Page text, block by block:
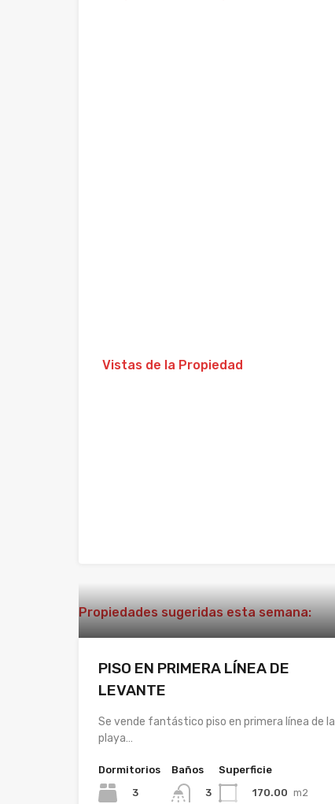
Vistas de la Propiedad
Propiedades sugeridas esta semana:
PISO EN PRIMERA LÍNEA DE
LEVANTE
Se vende fantástico piso en primera línea de la
playa…
Dormitorios
3
Baños
3
Superficie
170.00 m2